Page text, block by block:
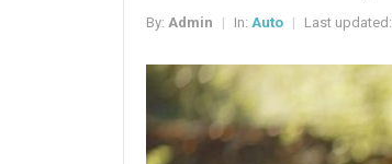
By: Admin In: Auto Last updated: